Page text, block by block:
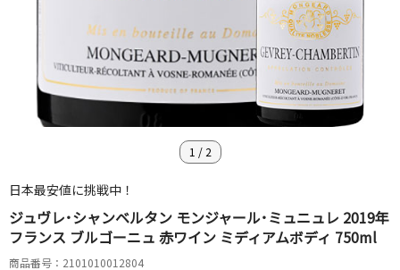
1 / 2
日本最安値に挑戦中！
ジュヴレ･シャンベルタン モンジャール･ミュニュレ 2019年
フランス ブルゴーニュ 赤ワイン ミディアムボディ 750ml
商品番号：2101010012804